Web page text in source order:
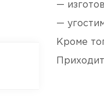
—
—
Кроме